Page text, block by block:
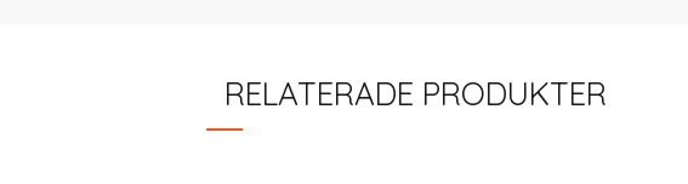
RELATERADE PRODUKTER